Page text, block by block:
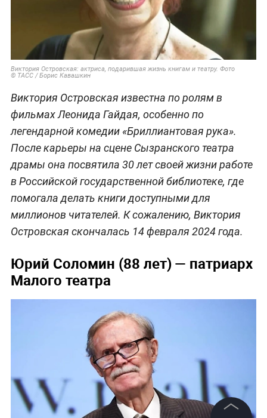
Виктория Островская: актриса, подарившая жизнь книгам и театру. Фото
© ТАСС / Борис Кавашкин
Виктория Островская известна по ролям в
фильмах Леонида Гайдая, особенно по
легендарной комедии «Бриллиантовая рука».
После карьеры на сцене Сызранского театра
драмы она посвятила 30 лет своей жизни работе
в Российской государственной библиотеке, где
помогала делать книги доступными для
миллионов читателей. К сожалению, Виктория
Островская скончалась 14 февраля 2024 года.
Юрий Соломин (88 лет) — патриарх
Малого театра